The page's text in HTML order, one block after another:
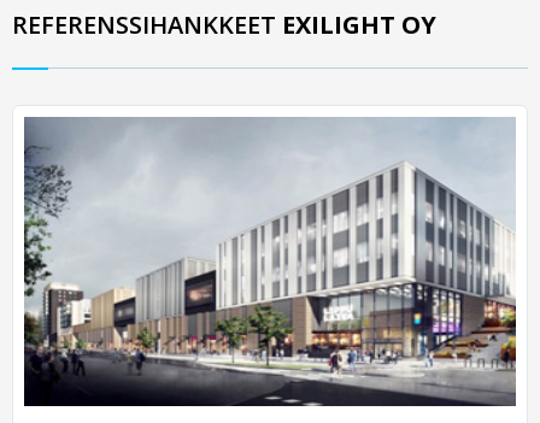
REFERENSSIHANKKEET EXILIGHT OY